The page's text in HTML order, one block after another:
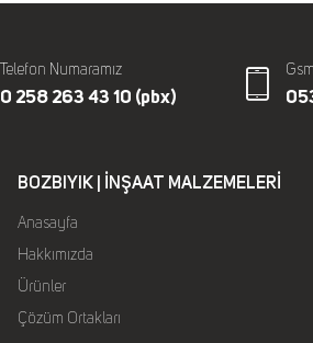
Telefon Numaramız
0 258 263 43 10 (pbx)
BOZBIYIK | İNŞAAT MALZEMELERI
Anasayfa
Hakkımızda
Ürünler
Çözüm Ortakları